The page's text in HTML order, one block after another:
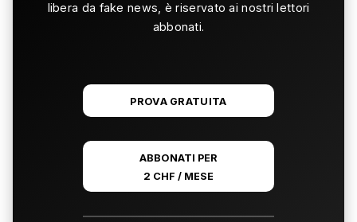
libera da fake news, è riservato ai nostri lettori
abbonati.
PROVA GRATUITA
ABBONATI PER
2 CHF / MESE